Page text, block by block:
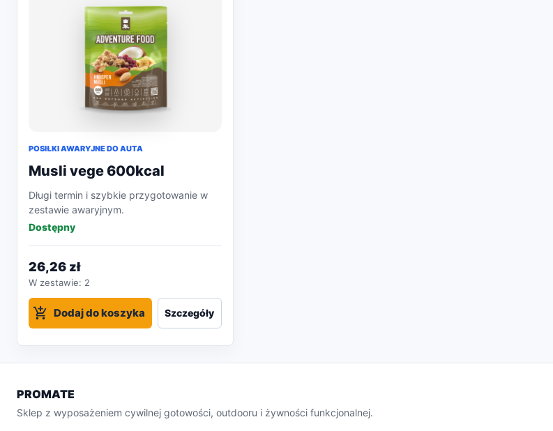
POSIŁKI AWARYJNE DO AUTA
Musli vege 600kcal
Długi termin i szybkie przygotowanie w
zestawie awaryjnym.
Dostępny
26,26 zł
W zestawie: 2
Dodaj do koszyka Szczegóły
PROMATE
Sklep z wyposażeniem cywilnej gotowości, outdooru i żywności funkcjonalnej.